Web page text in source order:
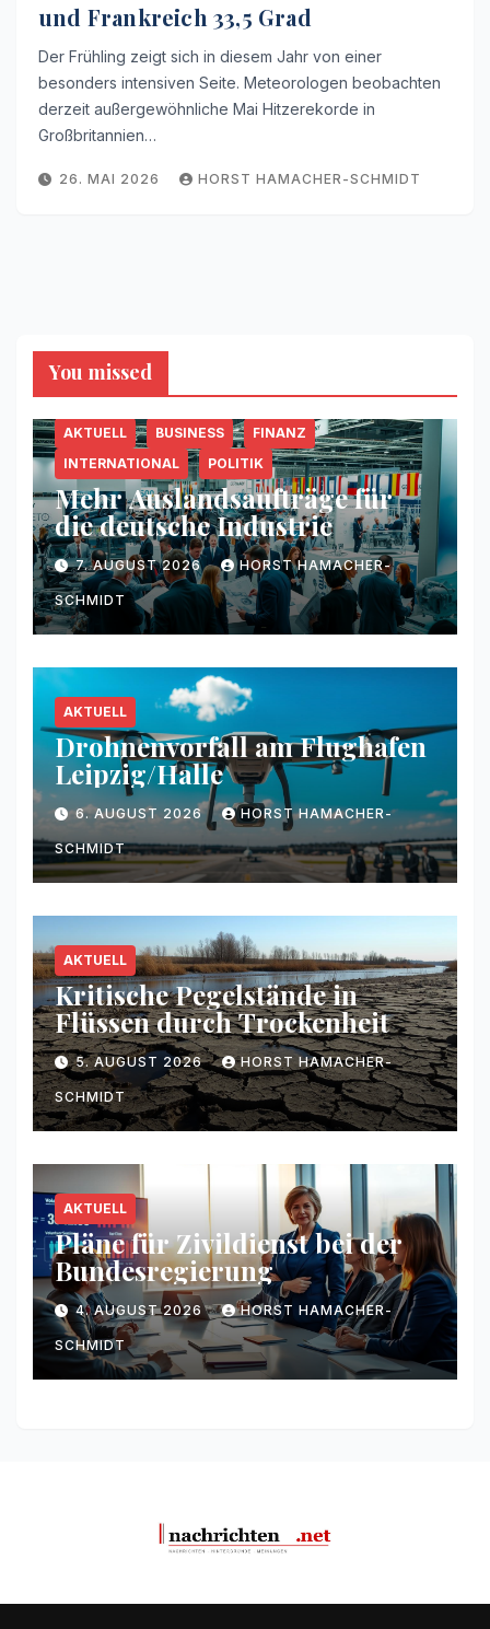
und Frankreich 33,5 Grad
Der Frühling zeigt sich in diesem Jahr von einer
besonders intensiven Seite. Meteorologen beobachten
derzeit außergewöhnliche Mai Hitzerekorde in
Großbritannien…
26. MAI 2026 HORST HAMACHER-SCHMIDT
You missed
AKTUELL BUSINESS
FINANZ
INTERNATIONAL
POLITIK
Mehr Auslandsaufträge für
die deutsche Industrie
7. AUGUST 2026 HORST HAMACHER-
SCHMIDT
AKTUELL
Drohnenvorfall am Flughafen
Leipzig/Halle
6. AUGUST 2026 HORST HAMACHER-
SCHMIDT
AKTUELL
Kritische Pegelstände in
Flüssen durch Trockenheit
5. AUGUST 2026 HORST HAMACHER-
SCHMIDT
AKTUELL
Pläne für Zivildienst bei der
Bundesregierung
4. AUGUST 2026 HORST HAMACHER-
SCHMIDT